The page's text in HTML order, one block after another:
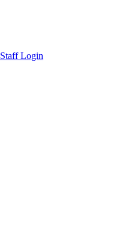
Staff Login